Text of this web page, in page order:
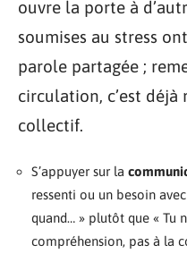
ouvre la porte à
soumises au stress
parole partagée ;
circulation, c’est
collectif.
S’appuyer sur la
ressenti ou un besoin
quand… » plutôt que « Tu
compréhension, pas à la